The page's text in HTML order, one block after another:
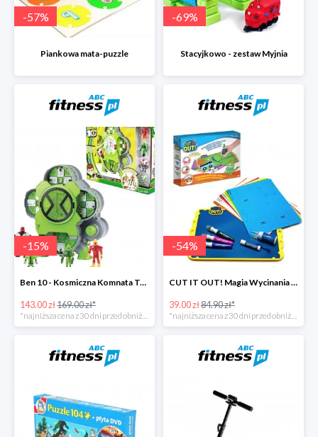
-57%
Piankowa mata-puzzle
-69%
Stacyjkowo - zestaw Myjnia
-15%
Ben 10 - Kosmiczna Komnata Transformacji
143.00 zł169.00 zł*
*najniższa cena z 30 dni przed obniżką
-54%
CUT IT OUT! Magia Wycinania - Zestaw małego projektanta
39.00 zł84.90 zł*
*najniższa cena z 30 dni przed obniżką